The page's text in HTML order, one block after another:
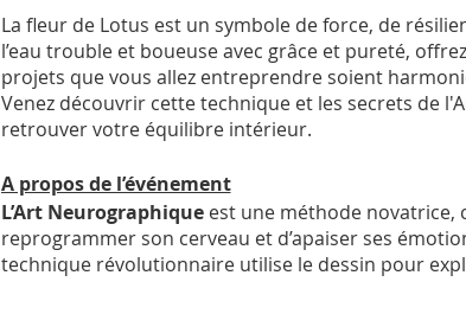
La fleur de Lotus est un symbole de force, de
l’eau trouble et boueuse avec grâce et pureté,
projets que vous allez entreprendre soient
Venez découvrir cette technique et les secrets de
retrouver votre équilibre intérieur.
A propos de l’événement
L’Art Neurographiqueest une méthode novatrice,
reprogrammer son cerveau et d’apaiser ses
technique révolutionnaire utilise le dessin pour